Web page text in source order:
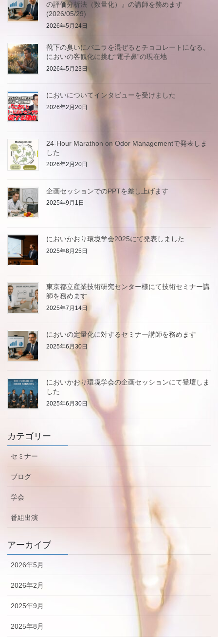
の評価分析法（数量化）』の講師を務めます
(2026/05/29)
2026年5月24日
靴下の臭いにバニラを混ぜるとチョコレートになる。
においの客観化に挑む“電子鼻”の現在地
2026年5月23日
においについてインタビューを受けました
2026年2月20日
24-Hour Marathon on Odor Managementで発表しま
した
2026年2月20日
企画セッションでのPPTを差し上げます
2025年9月1日
においかおり環境学会2025にて発表しました
2025年8月25日
東京都立産業技術研究センター様にて技術セミナー講
師を務めます
2025年7月14日
においの定量化に対するセミナー講師を務めます
2025年6月30日
においかおり環境学会の企画セッションにて登壇しま
した
2025年6月30日
カテゴリー
セミナー
ブログ
学会
番組出演
アーカイブ
2026年5月
2026年2月
2025年9月
2025年8月